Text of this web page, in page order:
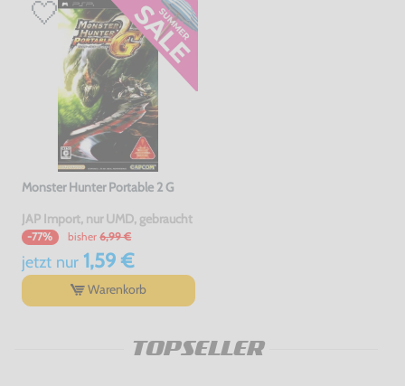
Monster Hunter Portable 2 G
JAP Import, nur UMD, gebraucht
-77% bisher 6,99 €
jetzt nur1,59 €
Warenkorb
TOPSELLER